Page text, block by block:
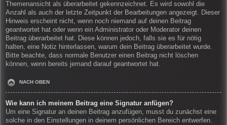
Themenansicht als überarbeitet gekennzeichnet. Es wird sowohl die
Anzahl als auch der letzte Zeitpunkt der Bearbeitungen angezeigt. Dieser
Hinweis erscheint nicht, wenn noch niemand auf deinen Beitrag
geantwortet hat oder wenn ein Administrator oder Moderator deinen
Beitrag überarbeitet hat. Diese können jedoch, falls sie es für nötig
halten, eine Notiz hinterlassen, warum dein Beitrag überarbeitet wurde.
Bitte beachte, dass normale Benutzer einen Beitrag nicht löschen
können, wenn bereits jemand darauf geantwortet hat.
NACH OBEN
Wie kann ich meinem Beitrag eine Signatur anfügen?
Um eine Signatur an deinen Beitrag anzufügen, musst du zunächst eine
solche in den Einstellungen in deinem persönlichen Bereich entwerfen.